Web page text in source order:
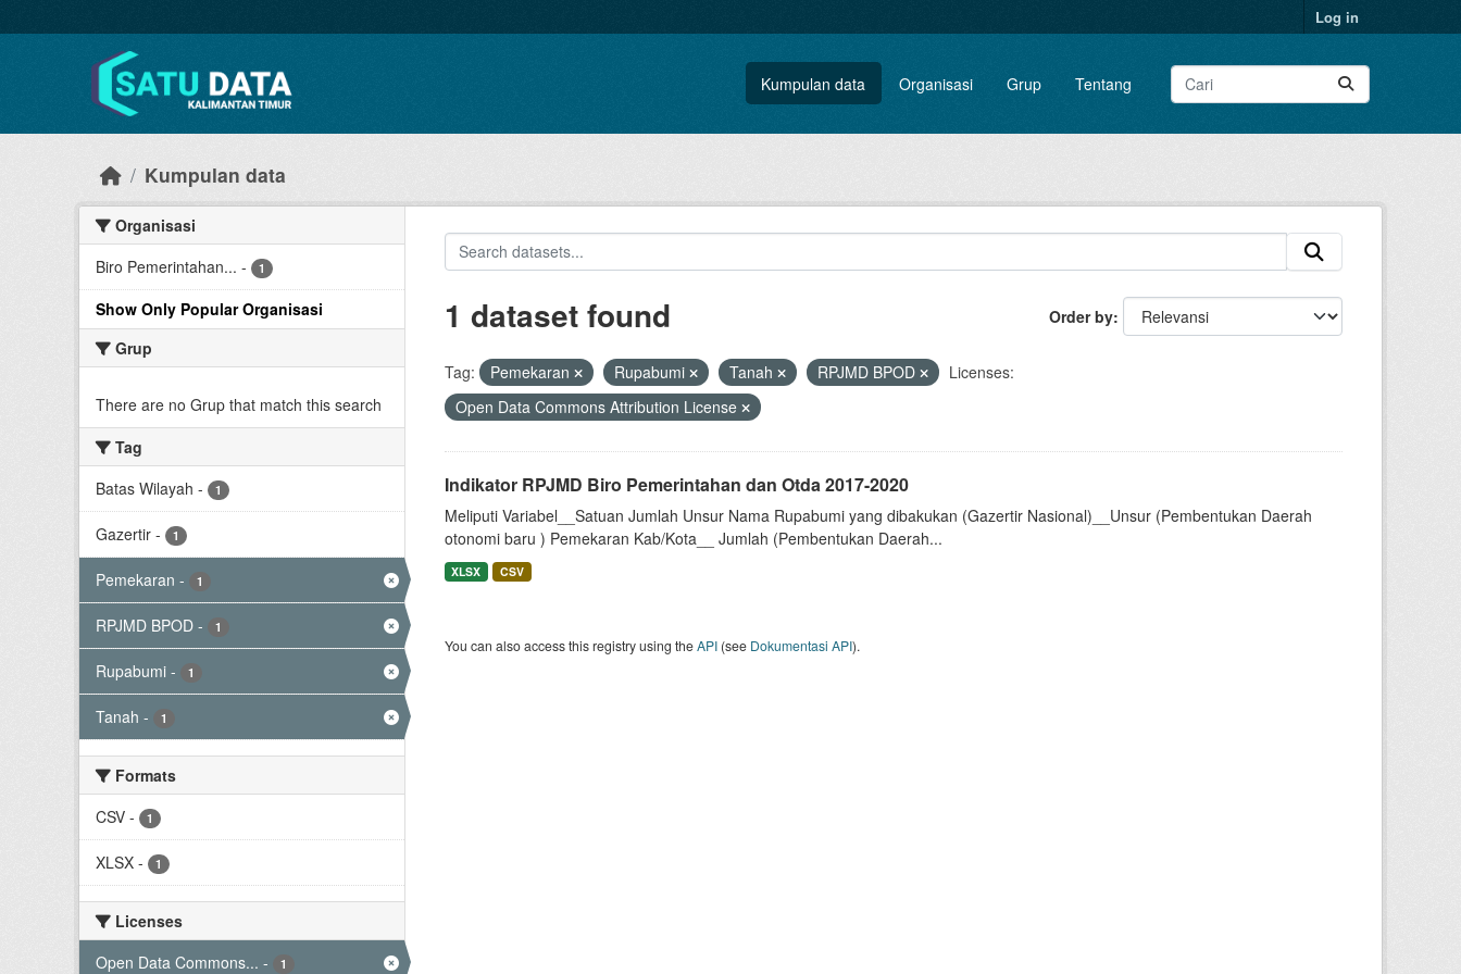
Log in
Kumpulan data Organisasi Grup Tentang
Kumpulan data
Organisasi
Biro Pemerintahan... - 1
Show Only Popular Organisasi
Grup
There are no Grup that match this search
Tag
Batas Wilayah - 1
Gazertir - 1
Pemekaran - 1
RPJMD BPOD - 1
Rupabumi - 1
Tanah - 1
Formats
CSV - 1
XLSX - 1
Licenses
Open Data Commons... - 1
Order by
1 dataset found
Tag: Pemekaran Rupabumi Tanah RPJMD BPOD
Licenses:
Open Data Commons Attribution License
Indikator RPJMD Biro Pemerintahan dan Otda 2017-2020
Meliputi Variabel__Satuan Jumlah Unsur Nama Rupabumi yang dibakukan (Gazertir Nasional)__Unsur (Pembentukan Daerah
otonomi baru ) Pemekaran Kab/Kota__ Jumlah (Pembentukan Daerah...
XLSX CSV
You can also access this registry using theAPI(see Dokumentasi API).